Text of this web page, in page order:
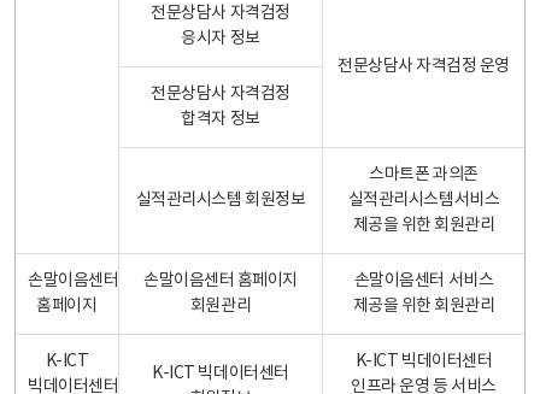
전문상담사 자격검정
응시자 정보
전문상담사 자격검정 운영
전문상담사 자격검정
합격자 정보
실적관리시스템 회원정보
스마트폰 과의존
실적관리시스템서비스
제공을 위한 회원관리
손말이음센터
홈페이지
손말이음센터 홈페이지
회원관리
손말이음센터 서비스
제공을 위한 회원관리
K-ICT
빅데이터센터
K-ICT 빅데이터센터
K-ICT 빅데이터센터
인프라 운영 등 서비스